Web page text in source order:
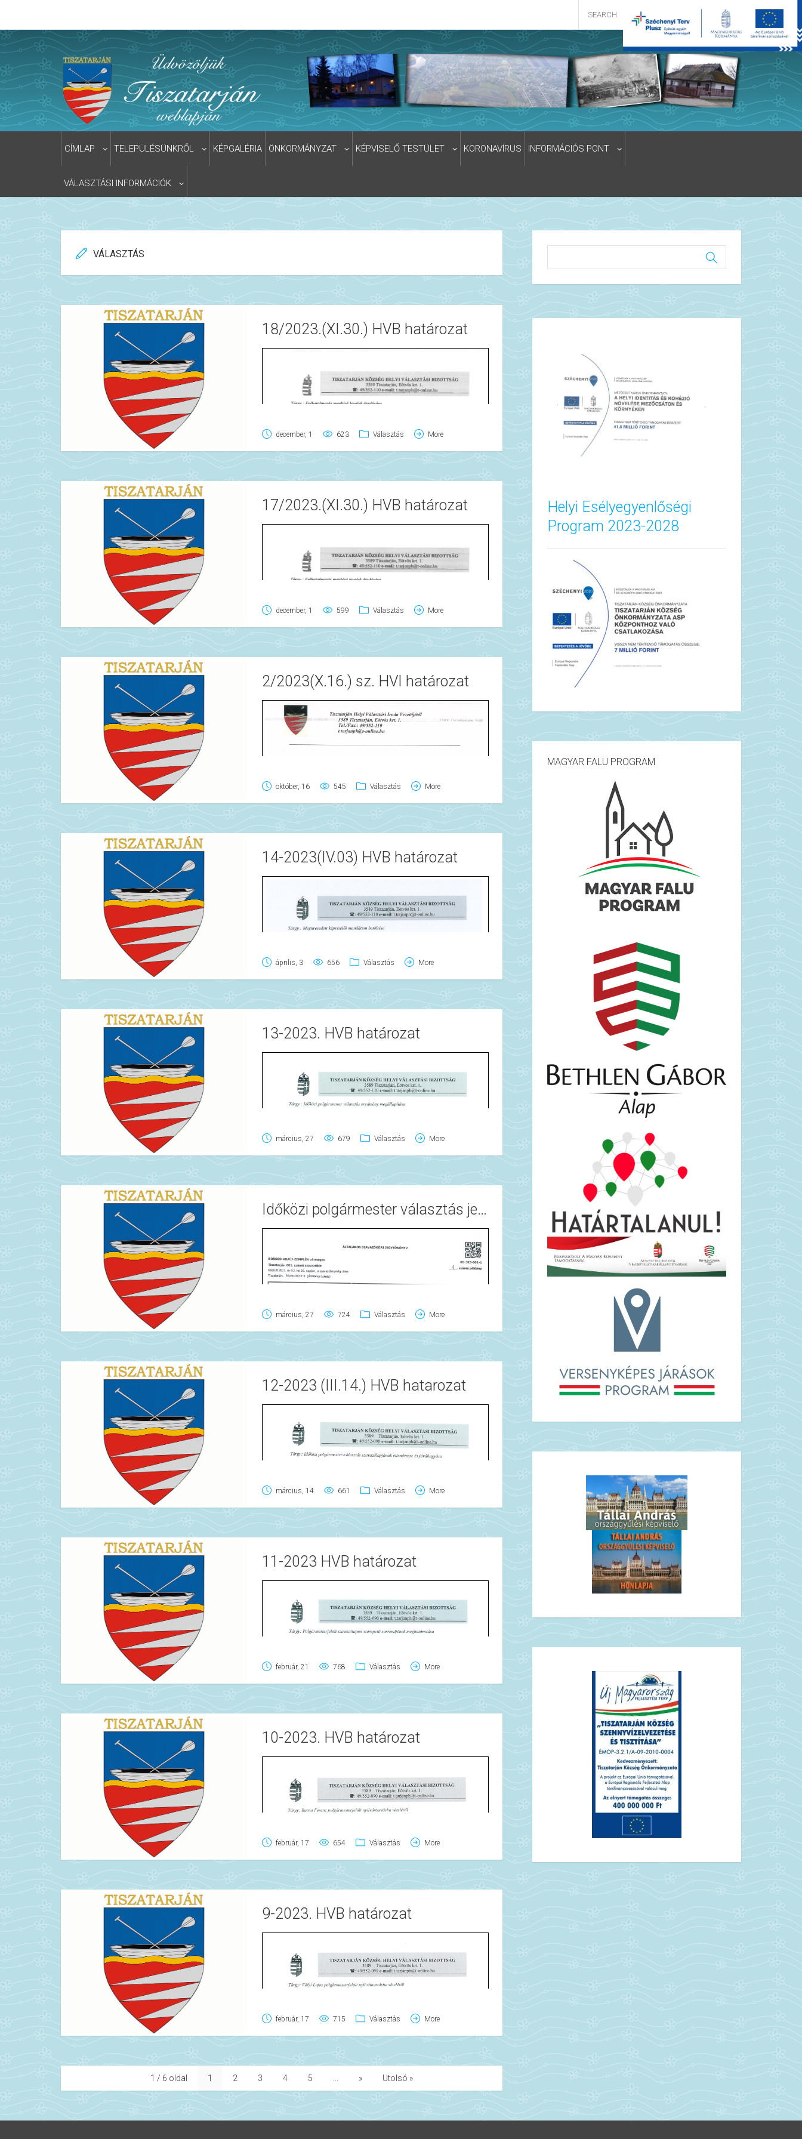
CÍMLAP TELEPÜLÉSÜNKRŐL KÉPGALÉRIA ÖNKORMÁNYZAT KÉPVISELŐ TESTÜLET KORONAVÍRUS INFORMÁCIÓS PONT
VÁLASZTÁSI INFORMÁCIÓK
VÁLASZTÁS
18/2023.(XI.30.) HVB határozat
december, 1 623 Választás More
17/2023.(XI.30.) HVB határozat
december, 1 599 Választás More
2/2023(X.16.) sz. HVI határozat
október, 16 545 Választás More
14-2023(IV.03) HVB határozat
április, 3 656 Választás More
13-2023. HVB határozat
március, 27 679 Választás More
Időközi polgármester választás jegyzőkönyvei
március, 27 724 Választás More
12-2023 (III.14.) HVB hatarozat
március, 14 661 Választás More
11-2023 HVB határozat
február, 21 768 Választás More
10-2023. HVB határozat
február, 17 654 Választás More
9-2023. HVB határozat
február, 17 715 Választás More
1 / 6 oldal 1 2 3 4 5 » Utolsó »
Helyi Esélyegyenlőségi
Program 2023-2028
MAGYAR FALU PROGRAM